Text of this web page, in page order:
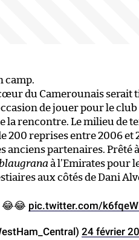
camp.
du Camerounais serait
de jouer pour le
la rencontre. Le milieu de
200 reprises entre 2006 et
anciens partenaires. Prêté
blaugrana à l’Emirates pour
aux côtés de Dani
😂😂 pic.twitter.com/
24 février